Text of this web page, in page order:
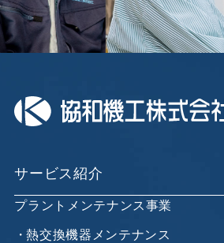
サービス紹介
プラントメンテナンス事業
熱交換機器メンテナンス